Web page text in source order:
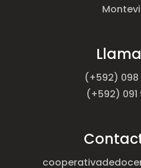
(+592) 098
(+592) 091